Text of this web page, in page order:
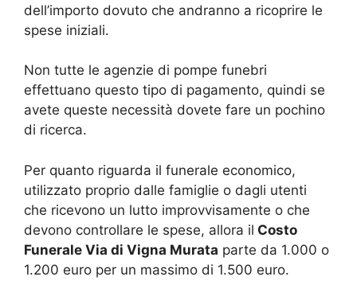
dell’importo dovuto che andranno a ricoprire le
spese iniziali.
Non tutte le agenzie di pompe funebri
effettuano questo tipo di pagamento, quindi se
avete queste necessità dovete fare un pochino
di ricerca.
Per quanto riguarda il funerale economico,
utilizzato proprio dalle famiglie o dagli utenti
che ricevono un lutto improvvisamente o che
devono controllare le spese, allora il Costo
Funerale Via di Vigna Murata parte da 1.000 o
1.200 euro per un massimo di 1.500 euro.